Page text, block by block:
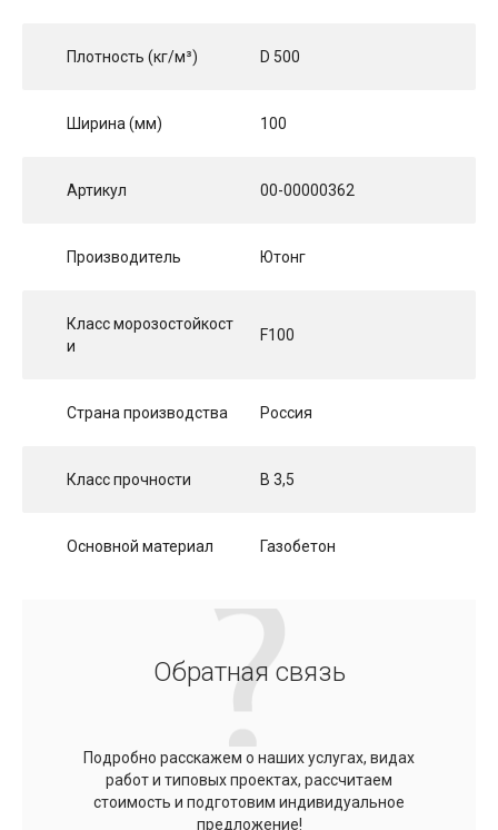
Плотность (кг/м³) D 500
Ширина (мм) 100
Артикул 00-00000362
Производитель Ютонг
Класс морозостойкост
и
F100
Страна производства Россия
Класс прочности B 3,5
Основной материал Газобетон
Обратная связь
Подробно расскажем о наших услугах, видах
работ и типовых проектах, рассчитаем
стоимость и подготовим индивидуальное
предложение!